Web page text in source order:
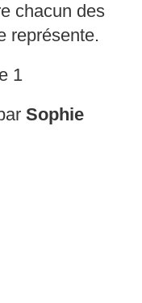
chacun des
représente.
1
Sophie